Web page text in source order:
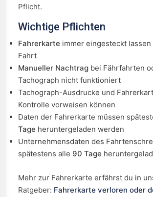
Pflicht.
Wichtige Pflichten
Fahrerkarte immer eingesteckt
Fahrt
Manueller Nachtrag bei Fährfahrten
Tachograph nicht funktioniert
Tachograph-Ausdrucke und
Kontrolle vorweisen können
Daten der Fahrerkarte müssen
Tage heruntergeladen werden
Unternehmensdaten des
spätestens alle 90 Tage
Mehr zur Fahrerkarte erfährst du in
Ratgeber: Fahrerkarte verloren oder